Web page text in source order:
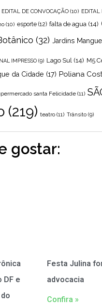
EDITAL DE CONVOCAÇÃO (10) EDITAL
(10) esporte (12) falta de agua (14)
(32) Jardins
IMPRESSO (9) Lago Sul (14) M5
da Cidade (17) Poliana
santa Felicidade (11)
(219) teatro (11) Trânsito (9)
gostar:
DF e
Festa Julina
advocacia
Confira »